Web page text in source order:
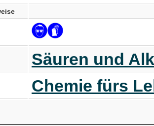
Säuren und
Chemie fürs